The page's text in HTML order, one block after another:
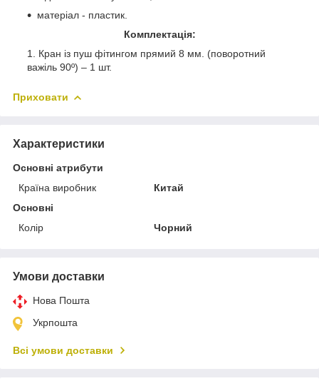
матеріал - пластик.
Комплектація:
Кран із пуш фітингом прямий 8 мм. (поворотний
важіль 90º) – 1 шт.
Приховати
Характеристики
Основні атрибути
Країна виробник
Китай
Основні
Колір
Чорний
Умови доставки
Нова Пошта
Укрпошта
Всі умови доставки